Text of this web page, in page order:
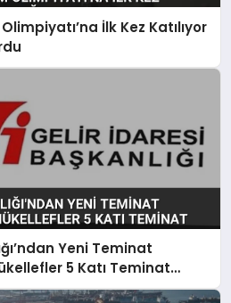
İlk Kez Katılıyor
Yeni Teminat
5 Katı Teminat